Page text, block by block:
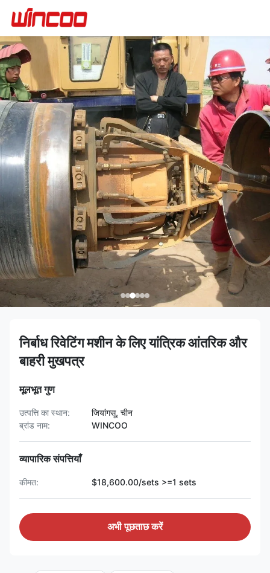
निर्बाध रिवेटिंग मशीन के लिए यांत्रिक आंतरिक और
बाहरी मुखपत्र
मूलभूत गुण
उत्पत्ति का स्थान:
जियांगसू, चीन
ब्रांड नाम:
WINCOO
व्यापारिक संपत्तियाँ
कीमत: $18,600.00/sets >=1 sets
अभी पूछताछ करें